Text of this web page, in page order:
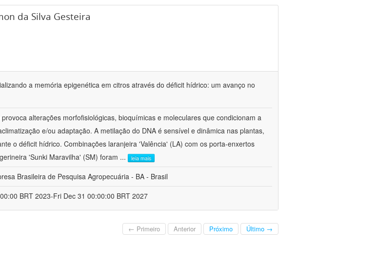
da Silva Gesteira
a memória epigenética em citros através do déficit hídrico: um avanço no
alterações morfofisiológicas, bioquímicas e moleculares que condicionam a
e/ou adaptação. A metilação do DNA é sensível e dinâmica nas plantas,
o déficit hídrico. Combinações laranjeira 'Valência' (LA) com os porta-enxertos
'Sunki Maravilha' (SM) foram ... leia mais
Brasileira de Pesquisa Agropecuária - BA - Brasil
BRT 2023-Fri Dec 31 00:00:00 BRT 2027
← Primeiro Anterior Próximo Último →